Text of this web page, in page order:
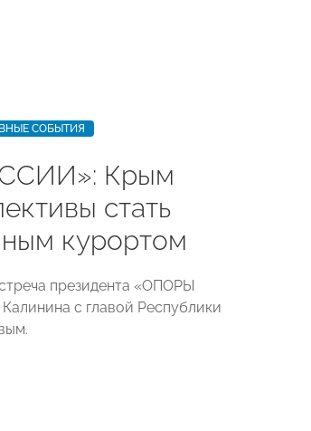
СОБЫТИЯ
Крым
стать
курортом
президента «ОПОРЫ
с главой Республики